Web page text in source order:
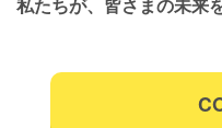
私たちが、皆さまの未来